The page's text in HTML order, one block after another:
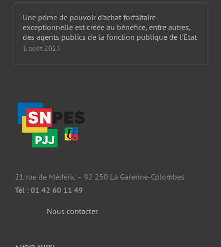
Une prime de pouvoir d’achat forfaitaire
exceptionnelle est créée au bénéfice, entre autres,
des agents publics de la fonction publique de l’Etat
1 août 2023
21 rue de Médéric – 92 250 La Garenne-Colombes
Tél : 01 42 60 11 49
Nous contacter